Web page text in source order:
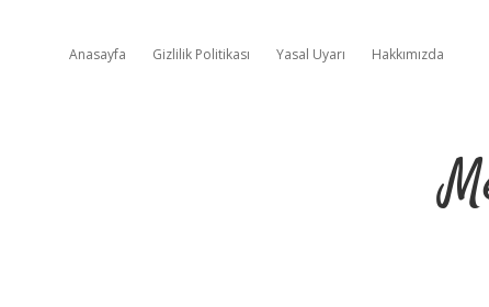
Anasayfa Gizlilik Politikası Yasal Uyarı Hakkımızda